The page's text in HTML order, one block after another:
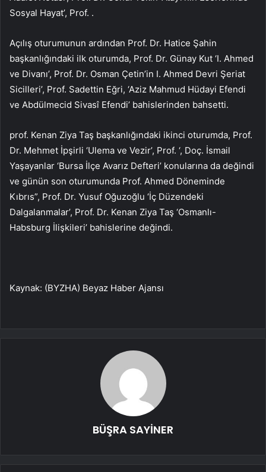
Sosyal Hayat’, Prof. .
Açılış oturumunun ardından Prof. Dr. Hatice Şahin
başkanlığındaki ilk oturumda, Prof. Dr. Günay Kut ‘I. Ahmed
ve Divanı’, Prof. Dr. Osman Çetin’in I. Ahmed Devri Şeriat
Sicilleri’, Prof. Sadettin Eğri, ‘Aziz Mahmud Hüdayi Efendi
ve Abdülmecid Sivasî Efendi’ bahislerinden bahsetti.
prof. Kenan Ziya Taş başkanlığındaki ikinci oturumda, Prof.
Dr. Mehmet İpşirli ‘Ulema ve Vezir’, Prof. ‘, Doç. İsmail
Yaşayanlar ‘Bursa İlçe Avarız Defteri’ konularına da değindi
ve günün son oturumunda Prof. Ahmed Döneminde
Kıbrıs”, Prof. Dr. Yusuf Oğuzoğlu ‘İç Düzendeki
Dalgalanmalar’, Prof. Dr. Kenan Ziya Taş ‘Osmanlı-
Habsburg İlişkileri’ bahislerine değindi.
Kaynak: (BYZHA) Beyaz Haber Ajansı
BÜŞRA SAYİNER